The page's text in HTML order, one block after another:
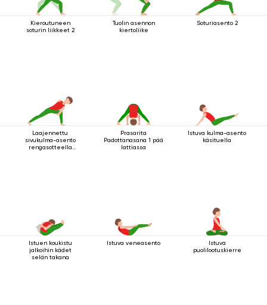
Kieroutuneen
soturin liikkeet 2
Tuolin asennon
kiertoliike
Soturiasento 2
Laajennettu
sivukulma-asento
rengasotteella
Prasarita
Padottanasana 1 pää
lattiassa
Istuva kulma-asento
käsituella
Istuen koukistu
jalkoihin kädet
selän takana
Istuva veneasento
Istuva
puolilootuskierre